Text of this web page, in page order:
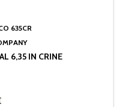
635CR
6,35 IN CRINE